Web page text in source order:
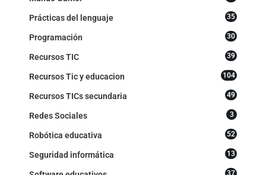
Prácticas del lenguaje 35
Programación 30
Recursos TIC 39
Recursos Tic y educacion 104
Recursos TICs secundaria 49
Redes Sociales 3
Robótica educativa 52
Seguridad informática 13
37